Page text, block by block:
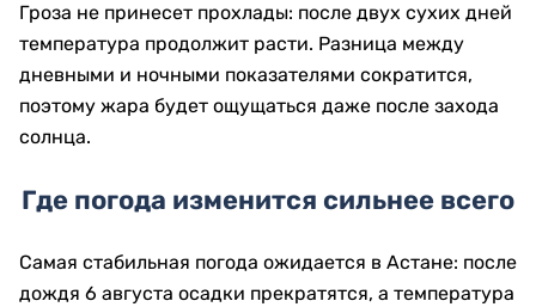
Гроза не принесет прохлады: после двух сухих дней
температура продолжит расти. Разница между
дневными и ночными показателями сократится,
поэтому жара будет ощущаться даже после захода
солнца.
Где погода изменится сильнее всего
Самая стабильная погода ожидается в Астане: после
дождя 6 августа осадки прекратятся, а температура